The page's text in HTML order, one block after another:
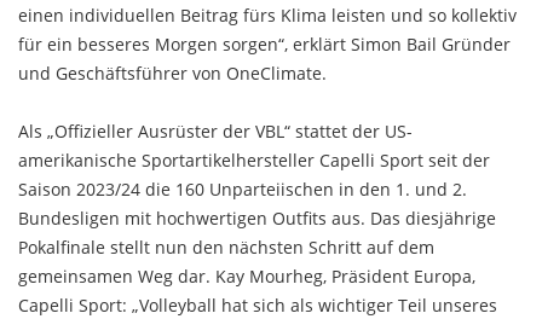
einen individuellen Beitrag fürs Klima leisten und so kollektiv
für ein besseres Morgen sorgen“, erklärt Simon Bail Gründer
und Geschäftsführer von OneClimate.
Als „Offizieller Ausrüster der VBL“ stattet der US-
amerikanische Sportartikelhersteller Capelli Sport seit der
Saison 2023/24 die 160 Unparteiischen in den 1. und 2.
Bundesligen mit hochwertigen Outfits aus. Das diesjährige
Pokalfinale stellt nun den nächsten Schritt auf dem
gemeinsamen Weg dar. Kay Mourheg, Präsident Europa,
Capelli Sport: „Volleyball hat sich als wichtiger Teil unseres